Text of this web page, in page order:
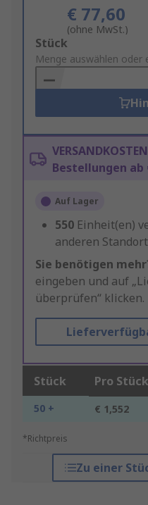
€ 77,60
(ohne MwSt.)
Add
to
Basket
Stück
Menge auswählen oder
Bestellungen ab
Auf Lager
550 Einheit(en)
anderen Standort
Sie benötigen
eingeben und auf
überprüfen“ klicken.
Stück Pro Stück
50 + € 1,552
*Richtpreis
Zu einer